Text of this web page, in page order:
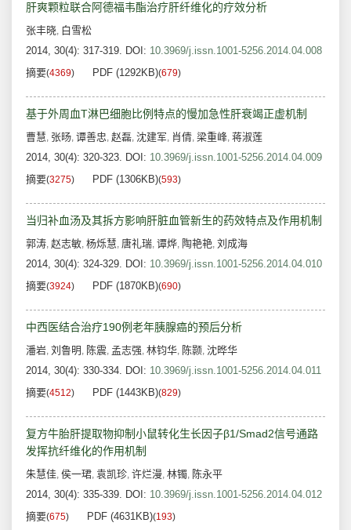
肝爽颗粒联合阿德福韦酯治疗肝纤维化的疗效分析
张丰晓, 白雪松
2014, 30(4): 317-319. DOI: 10.3969/j.issn.1001-5256.2014.04.008
摘要(4369) PDF (1292KB)(679)
基于外周血T淋巴细胞比例特点的慢加急性肝衰竭正虚机制
曹慧, 张旸, 谭善忠, 赵磊, 沈建军, 肖倩, 梁重峰, 蒋淑莲
2014, 30(4): 320-323. DOI: 10.3969/j.issn.1001-5256.2014.04.009
摘要(3275) PDF (1306KB)(593)
当归补血汤及其拆方影响肝脏血管新生的药效特点及作用机制
郭涛, 赵志敏, 杨烁慧, 唐礼瑞, 谭烨, 陶艳艳, 刘成海
2014, 30(4): 324-329. DOI: 10.3969/j.issn.1001-5256.2014.04.010
摘要(3924) PDF (1870KB)(690)
中西医结合治疗190例老年胰腺癌的预后分析
潘岩, 刘鲁明 , 陈震, 孟志强, 林钧华, 陈颢, 沈晔华
2014, 30(4): 330-334. DOI: 10.3969/j.issn.1001-5256.2014.04.011
摘要(4512) PDF (1443KB)(829)
复方牛胎肝提取物抑制小鼠转化生长因子β1/Smad2信号通路
发挥抗纤维化的作用机制
朱慧佳, 侯一珺, 袁凯珍, 许烂漫, 林镯, 陈永平
2014, 30(4): 335-339. DOI: 10.3969/j.issn.1001-5256.2014.04.012
摘要(675) PDF (4631KB)(193)